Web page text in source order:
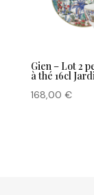
Gien – Lot 2
à thé 16cl
168,00 €